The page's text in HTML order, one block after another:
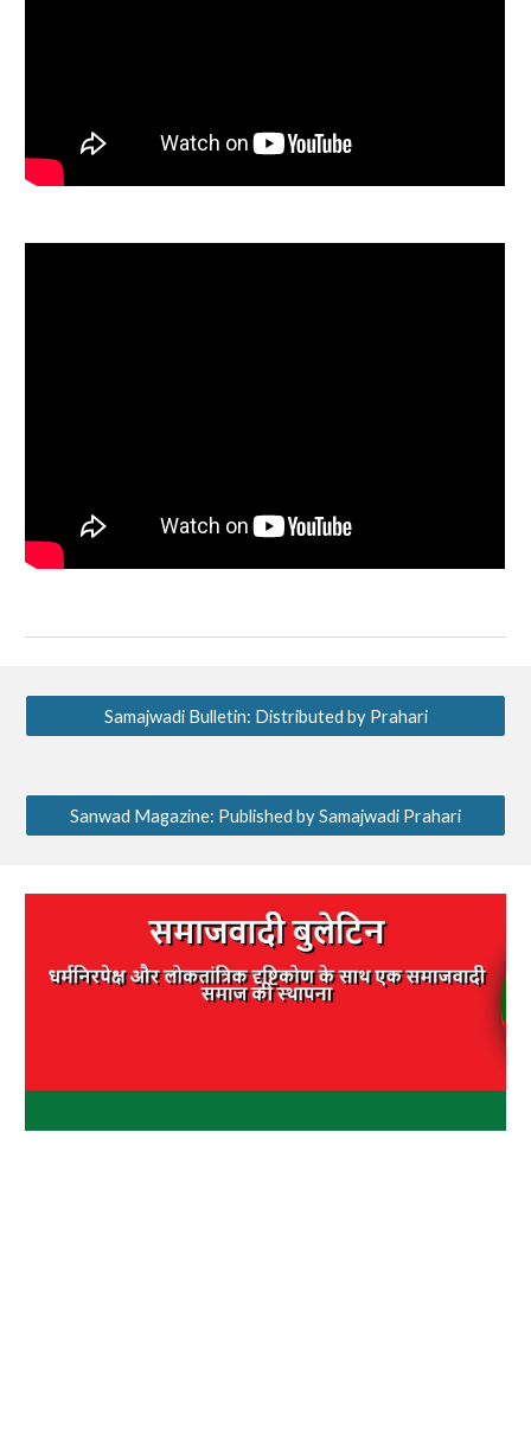
Samajwadi Bulletin: Distributed by Prahari
Sanwad Magazine: Published by Samajwadi Prahari